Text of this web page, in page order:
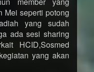
Mei seperti potong
yang sudah
ada sesi sharing
HCID,Sosmed
yang akan